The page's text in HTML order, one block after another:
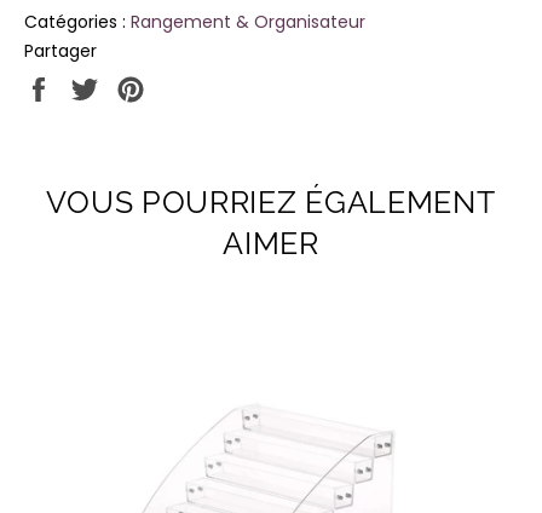
Catégories : Rangement & Organisateur
Partager
Partager
sur
Tweeter
sur
VOUS POURRIEZ ÉGALEMENT
AIMER